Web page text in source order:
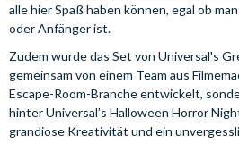
alle hier Spaß haben können, egal ob
oder Anfänger ist.
Zudem wurde das Set von Universal's
gemeinsam von einem Team aus
Escape-Room-Branche entwickelt,
hinter Universal’s Halloween Horror
grandiose Kreativität und ein